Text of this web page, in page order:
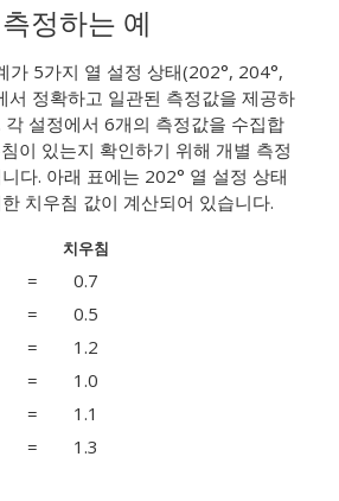
정하는 예
가 5가지 열 설정 상태(202°, 204°,
서 정확하고 일관된 측정값을 제공하
각 설정에서 6개의 측정값을 수집합
이 있는지 확인하기 위해 개별 측정
다. 아래 표에는 202° 열 설정 상태
치우침 값이 계산되어 있습니다.
치우침
=
0.7
=
0.5
=
1.2
=
1.0
=
1.1
= 1.3